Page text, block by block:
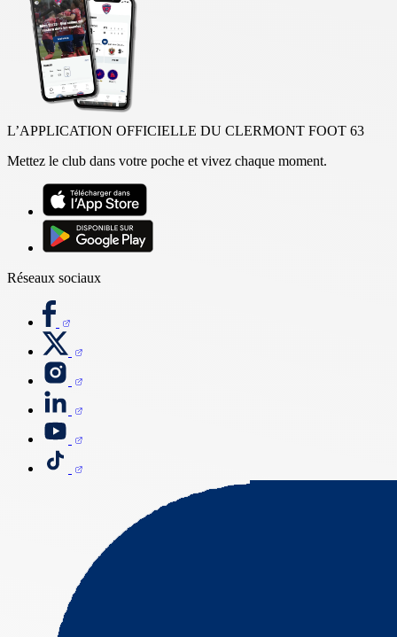
L’APPLICATION OFFICIELLE DU CLERMONT FOOT 63
Mettez le club dans votre poche et vivez chaque moment.
Réseaux sociaux